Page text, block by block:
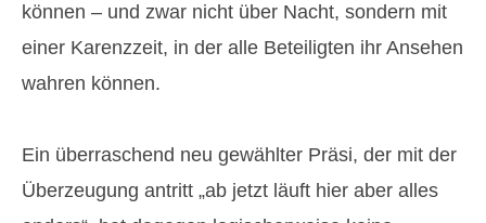
können – und zwar nicht über Nacht, sondern mit
einer Karenzzeit, in der alle Beteiligten ihr Ansehen
wahren können.
Ein überraschend neu gewählter Präsi, der mit der
Überzeugung antritt „ab jetzt läuft hier aber alles